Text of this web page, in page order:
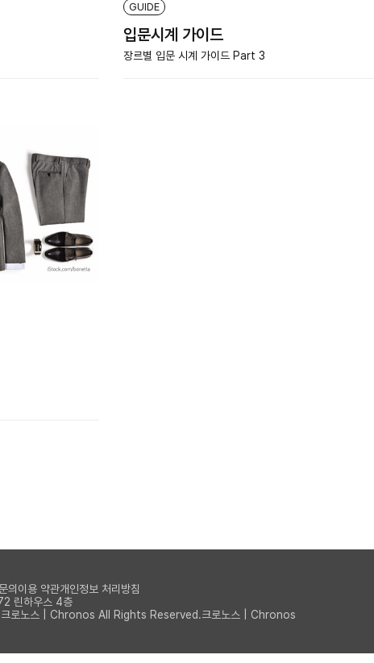
GUIDE
입문시계 가이드
장르별 입문 시계 가이드 Part 3
의이용 약관개인정보 처리방침
린하우스 4층
로노스 | Chronos All Rights Reserved.크로노스 | Chronos